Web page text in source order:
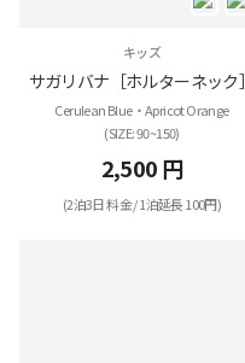
キッズ
サガリバナ［ホルターネック］
Cerulean Blue・Apricot Orange
(SIZE: 90~150)
2,500 円
(2泊3日 料金 / 1泊延長 100円)